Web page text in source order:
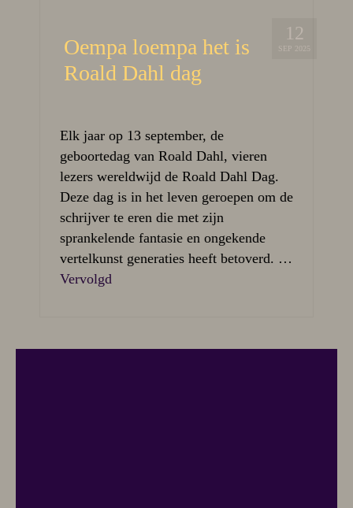
12
SEP 2025
Oempa loempa het is
Roald Dahl dag
Elk jaar op 13 september, de
geboortedag van Roald Dahl, vieren
lezers wereldwijd de Roald Dahl Dag.
Deze dag is in het leven geroepen om de
schrijver te eren die met zijn
sprankelende fantasie en ongekende
vertelkunst generaties heeft betoverd. …
Vervolgd